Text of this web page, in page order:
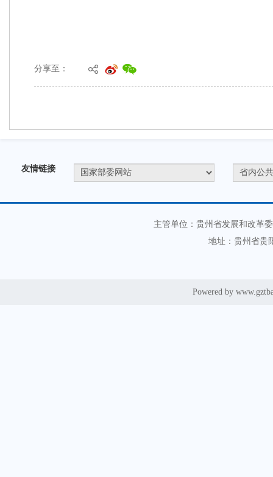
分享至：
友情链接
主管单位：贵州省发展和改革
地址：贵州省贵
Powered by